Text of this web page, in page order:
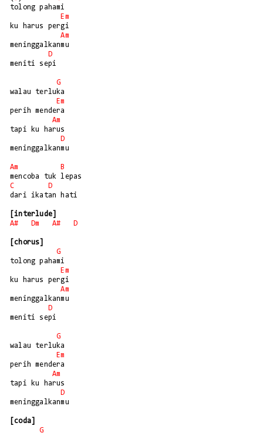
tolong pahami
Em
ku harus pergi
Am
meninggalkanmu
D
meniti sepi
G
walau terluka
Em
perih mendera
Am
tapi ku harus
D
meninggalkanmu
Am
B
C
D
dari ikatan hati
[interlude]
A#
Dm A# D
[chorus]
G
tolong pahami
Em
ku harus pergi
Am
meninggalkanmu
D
meniti sepi
G
walau terluka
Em
perih mendera
Am
tapi ku harus
D
meninggalkanmu
[coda]
G